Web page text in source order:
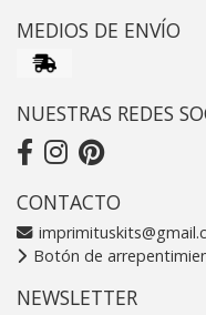
MEDIOS DE ENVÍO
NUESTRAS REDES
CONTACTO
Botón de
NEWSLETTER